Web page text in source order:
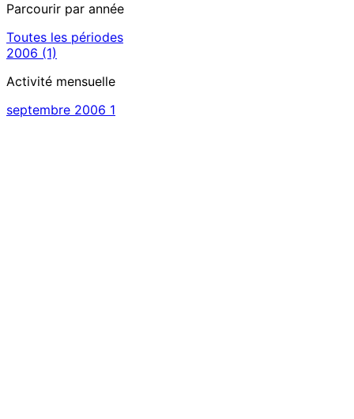
Parcourir par année
Toutes les périodes
2006 (1)
Activité mensuelle
septembre 2006 1